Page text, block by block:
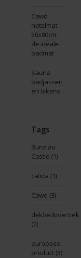
Cawö
hotelmat
50x80cm:
de ideale
badmat
Sauna
badjassen
en lakens
Tags
Bunzlau
Castle (1)
calida (1)
Cawo (3)
dekbedovertrek
(2)
europees
product (5)